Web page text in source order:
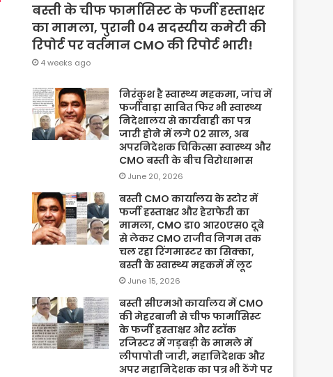
बस्ती के चीफ फार्मासिस्ट के फर्जी हस्ताक्षर
का मामला, पुरानी 04 सदस्यीय कमेटी की
रिपोर्ट पर वर्तमान CMO की रिपोर्ट भारी!
4 weeks ago
निरंकुश है स्वास्थ्य महकमा, जांच में
फर्जीवाड़ा साबित फिर भी स्वास्थ्य
निदेशालय से कार्यवाही का पत्र
जारी होने में लगे 02 साल, अब
अपरनिदेशक चिकित्सा स्वास्थ्य और
CMO बस्ती के बीच विरोधाभास
June 20, 2026
बस्ती CMO कार्यालय के स्टोर में
फर्जी हस्ताक्षर और हेराफेरी का
मामला, CMO डा० आर०एस० दूबे
से लेकर CMO राजीव निगम तक
चल रहा रिंगमास्टर का सिक्का,
बस्ती के स्वास्थ्य महकमें में लूट
June 15, 2026
बस्ती सीएमओ कार्यालय में CMO
की मेहरबानी से चीफ फार्मासिस्ट
के फर्जी हस्ताक्षर और स्टॉक
रजिस्टर में गड़बड़ी के मामले में
लीपापोती जारी, महानिदेशक और
अपर महानिदेशक का पत्र भी ठेंगे पर